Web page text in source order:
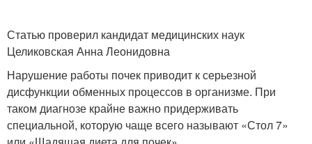
Статью проверил кандидат медицинских наук
Целиковская Анна Леонидовна
Нарушение работы почек приводит к серьезной
дисфункции обменных процессов в организме. При
таком диагнозе крайне важно придерживать
специальной, которую чаще всего называют «Стол 7»